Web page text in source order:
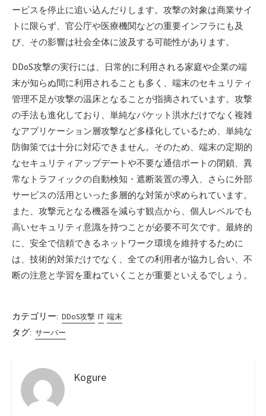
ービスを停止に追い込んだりします。攻撃の対象は商業サイ
トに限らず、官公庁や医療機関などの重要インフラにも及
び、その影響は社会全体に波及する可能性があります。
DDoS攻撃の実行には、日常的に利用される家庭や企業の端
末が知らぬ間に利用されることも多く、端末のセキュリティ
管理不足が攻撃の温床となることが指摘されています。攻撃
の手法も進化しており、単純なパケット洪水だけでなく複雑
なアプリケーション層攻撃など多様化しているため、単純な
防御策では十分に対応できません。そのため、端末の定期的
なセキュリティアップデートや不要な通信ポートの閉鎖、異
常なトラフィックの自動検知・遮断装置の導入、さらに外部
サービスの活用といった多層的な対策が求められています。
また、攻撃元となる機器を減らす観点から、個人レベルでも
高いセキュリティ意識を持つことが必要不可欠です。最終的
に、安全で信頼できるネットワーク環境を維持するために
は、技術的対策だけでなく、全ての利用者が協力し合い、不
断の注意と学習を重ねていくことが重要といえるでしょう。
カテゴリー: DDoS攻撃 IT 端末
タグ: サーバー
Kogure